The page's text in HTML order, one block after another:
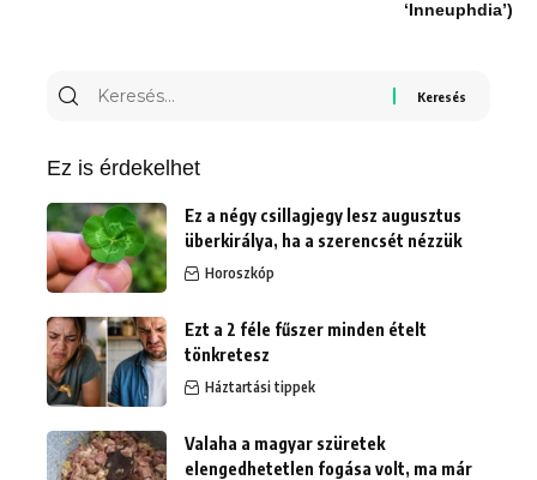
‘Inneuphdia’)
Keresés
Ez is érdekelhet
Ez a négy csillagjegy lesz augusztus
überkirálya, ha a szerencsét nézzük
Horoszkóp
Ezt a 2 féle fűszer minden ételt
tönkretesz
Háztartási tippek
Valaha a magyar szüretek
elengedhetetlen fogása volt, ma már